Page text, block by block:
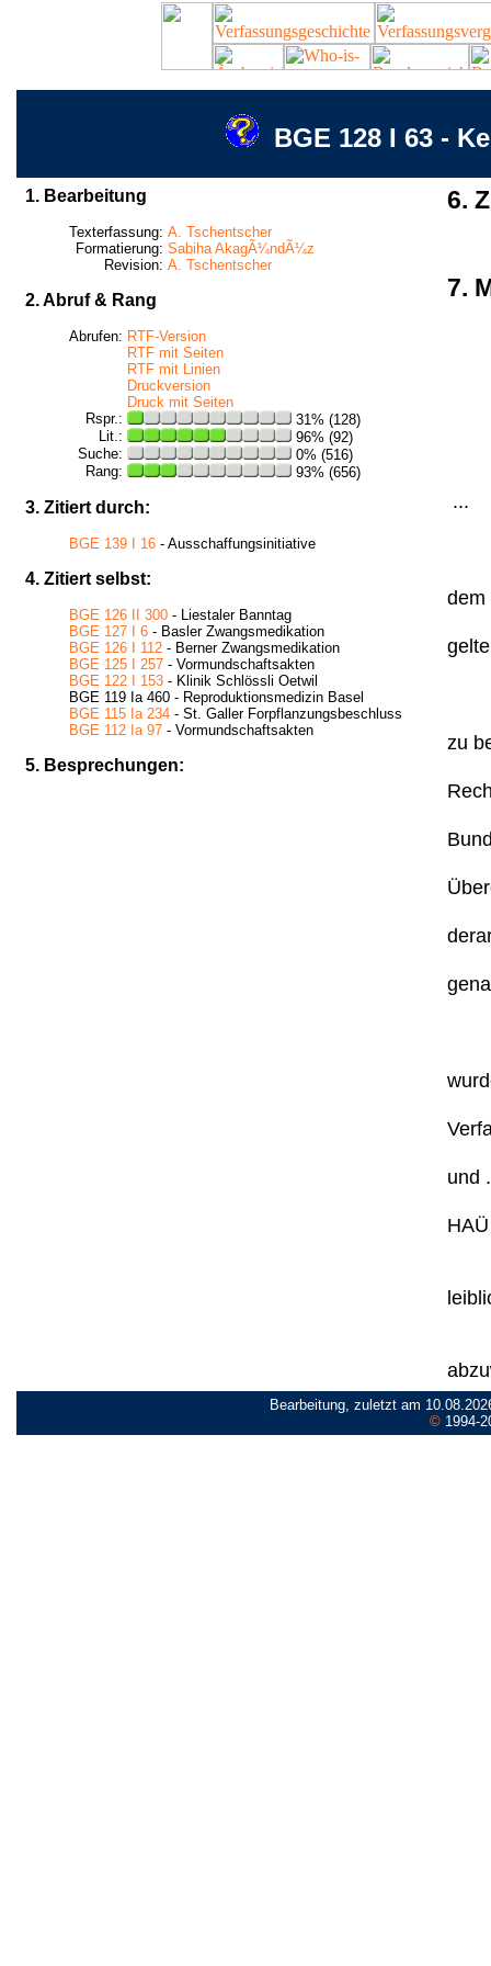
BGE 128 I 63 -
1. Bearbeitung
Texterfassung: A. Tschentscher
Formatierung: Sabiha AkagÃ¼ndÃ¼z
Revision: A. Tschentscher
2. Abruf & Rang
Abrufen: RTF-Version
RTF mit Seiten
RTF mit Linien
Druckversion
Druck mit Seiten
Rspr.:
31% (128)
Lit.:
96% (92)
Suche:
0% (516)
Rang:
93% (656)
3. Zitiert durch:
BGE 139 I 16 - Ausschaffungsinitiative
4. Zitiert selbst:
BGE 126 II 300 - Liestaler Banntag
BGE 127 I 6 - Basler Zwangsmedikation
BGE 126 I 112 - Berner Zwangsmedikation
BGE 125 I 257 - Vormundschaftsakten
BGE 122 I 153 - Klinik Schlössli Oetwil
BGE 119 Ia 460 - Reproduktionsmedizin Basel
BGE 115 Ia 234 - St. Galler Forpflanzungsbeschluss
BGE 112 Ia 97 - Vormundschaftsakten
5. Besprechungen:
6.
7.
...
dem
zu
und
Bearbeitung, zuletzt am
©1994-